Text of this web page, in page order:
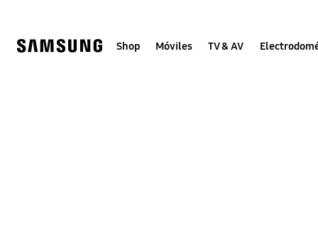
Shop Móviles TV & AV